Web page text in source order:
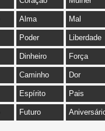
Alma Mal
Poder Liberdade
Dinheiro Força
Caminho Dor
Espírito Pais
Futuro